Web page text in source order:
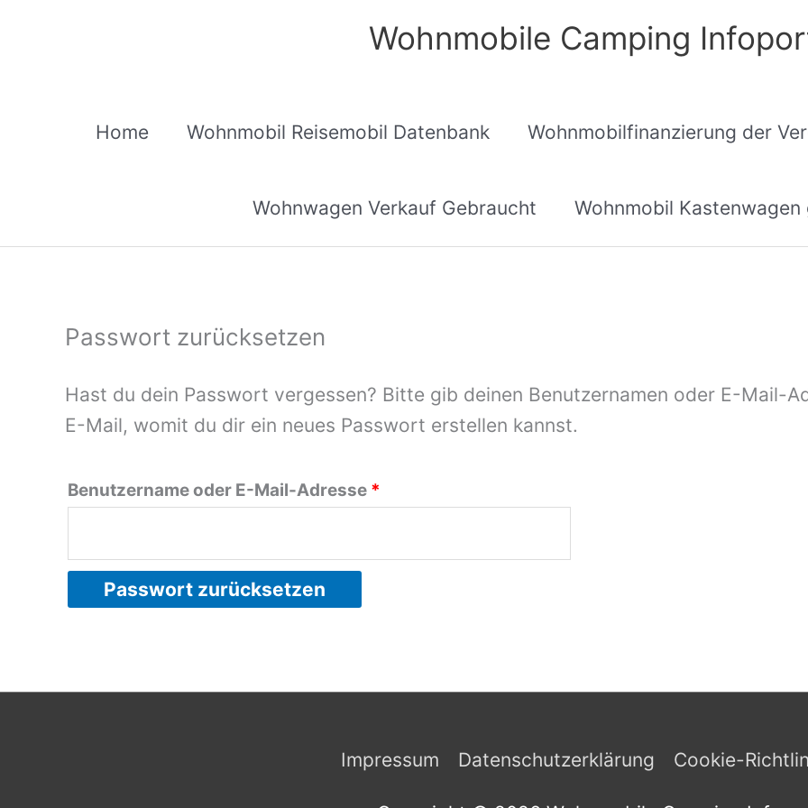
Wohnmobile Camping
Home Wohnmobil Reisemobil Datenbank Wohnmobilfinanzierung der
Wohnwagen Verkauf Gebraucht Wohnmobil
Passwort zurücksetzen
Hast du dein Passwort vergessen? Bitte gib deinen Benutzernamen oder E-Mail-
E-Mail, womit du dir ein neues Passwort erstellen kannst.
Benutzername oder E-Mail-Adresse *
Passwort zurücksetzen
Impressum Datenschutzerklärung Cookie-